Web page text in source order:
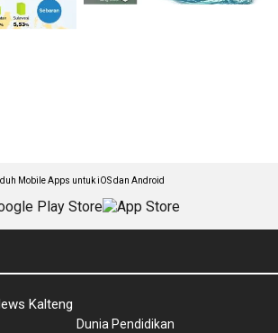
Mobile Apps untuk iOS dan Android
Kalteng
Dunia Pendidikan